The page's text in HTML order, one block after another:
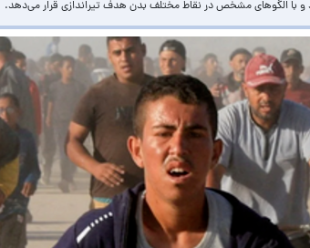
با الگوهای مشخص در نقاط مختلف بدن هدف تیراندازی قرار می‌دهد.